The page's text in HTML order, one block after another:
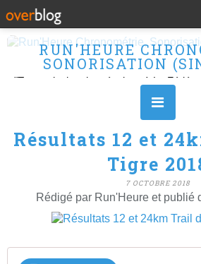
RUN'HEURE
SONORISATION
Résultats 12 et
Tigre
7 OCTOBRE 2018
Rédigé par Run'Heure et publié